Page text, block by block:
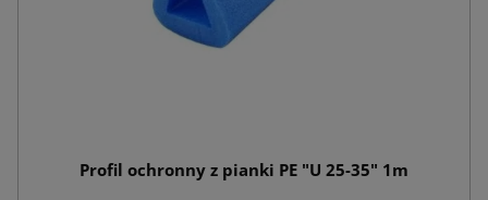
Profil ochronny z pianki PE "U 25-35" 1m